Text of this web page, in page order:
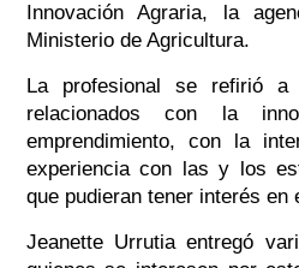
Innovación Agraria, la
Ministerio de Agricultura.
La profesional se refirió
relacionados con la
emprendimiento, con la
experiencia con las y los
que pudieran tener interés en
Jeanette Urrutia entregó